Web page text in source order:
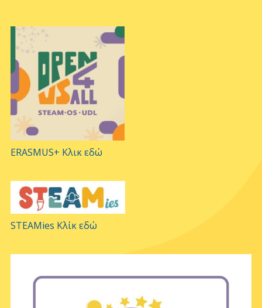
ERASMUS+ Κλικ εδώ
STEAMies Κλίκ εδώ